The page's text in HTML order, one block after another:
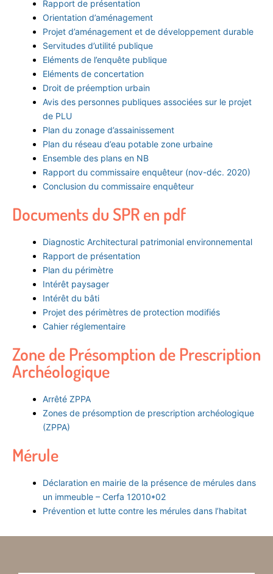
Rapport de présentation
Orientation d’aménagement
Projet d’aménagement et de développement durable
Servitudes d’utilité publique
Eléments de l’enquête publique
Eléments de concertation
Droit de préemption urbain
Avis des personnes publiques associées sur le projet
de PLU
Plan du zonage d’assainissement
Plan du réseau d’eau potable zone urbaine
Ensemble des plans en NB
Rapport du commissaire enquêteur (nov-déc. 2020)
Conclusion du commissaire enquêteur
Documents du SPR en pdf
Diagnostic Architectural patrimonial environnemental
Rapport de présentation
Plan du périmètre
Intérêt paysager
Intérêt du bâti
Projet des périmètres de protection modifiés
Cahier réglementaire
Zone de Présomption de Prescription
Archéologique
Arrêté ZPPA
Zones de présomption de prescription archéologique
(ZPPA)
Mérule
Déclaration en mairie de la présence de mérules dans
un immeuble – Cerfa 12010*02
Prévention et lutte contre les mérules dans l’habitat